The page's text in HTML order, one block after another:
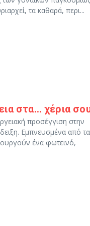
τα καθαρά, περι...
στα… χέρια
προσέγγιση στην
Εμπνευσμένα από τα
ένα φωτεινό,